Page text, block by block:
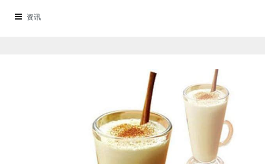
比较好的印象，比较低廉的鲜疯水果实验室加盟用也成为了众多创业者青睐
资讯